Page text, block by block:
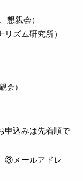
親会）
ズム研究所）
会）
込みは先着順で
メールアドレ